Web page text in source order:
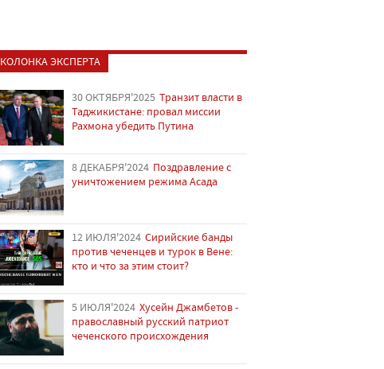
КОЛОНКА ЭКСПЕРТА
30 ОКТЯБРЯ'2025 Транзит власти в
Таджикистане: провал миссии
Рахмона убедить Путина
8 ДЕКАБРЯ'2024 Поздравление с
уничтожением режима Асада
12 ИЮЛЯ'2024 Сирийские банды
против чеченцев и турок в Вене:
кто и что за этим стоит?
5 ИЮЛЯ'2024 Хусейн Джамбетов -
православный русский патриот
чеченского происхождения